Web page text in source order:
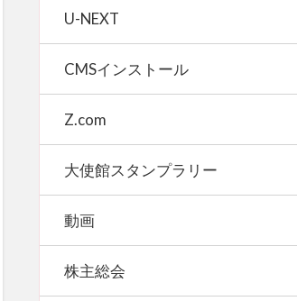
U-NEXT
CMSインストール
Z.com
大使館スタンプラリー
動画
株主総会